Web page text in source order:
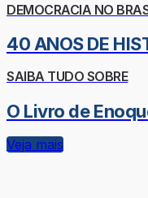
DEMOCRACIA NO
40 ANOS DE
SAIBA TUDO SOBRE
O Livro de
Veja mais